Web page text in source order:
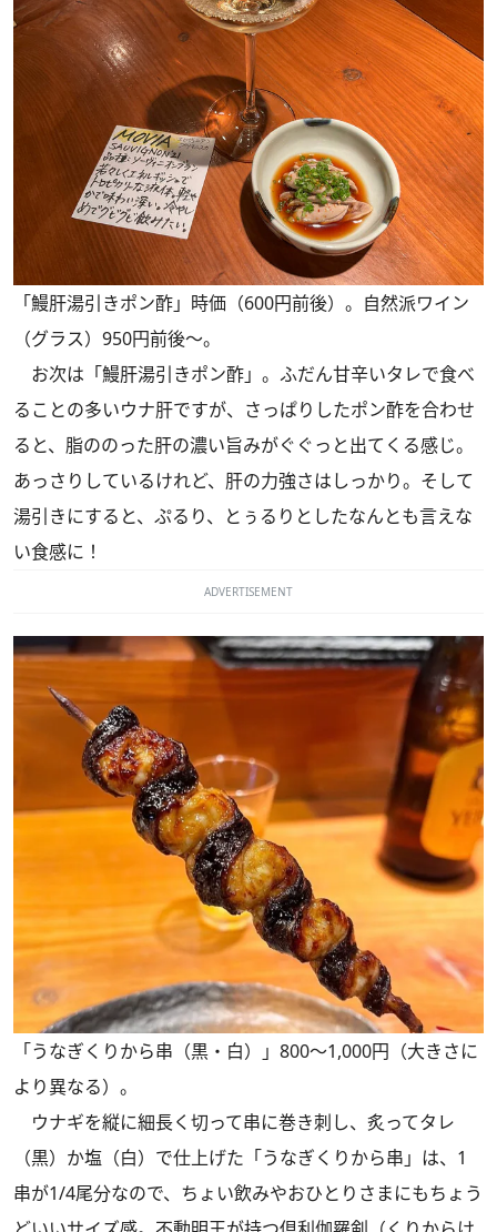
「鰻肝湯引きポン酢」時価（600円前後）。自然派ワイン
（グラス）950円前後～。
お次は「鰻肝湯引きポン酢」。ふだん甘辛いタレで食べ
ることの多いウナ肝ですが、さっぱりしたポン酢を合わせ
ると、脂ののった肝の濃い旨みがぐぐっと出てくる感じ。
あっさりしているけれど、肝の力強さはしっかり。そして
湯引きにすると、ぷるり、とぅるりとしたなんとも言えな
い食感に！
ADVERTISEMENT
「うなぎくりから串（黒・白）」800～1,000円（大きさに
より異なる）。
ウナギを縦に細長く切って串に巻き刺し、炙ってタレ
（黒）か塩（白）で仕上げた「うなぎくりから串」は、1
串が1/4尾分なので、ちょい飲みやおひとりさまにもちょう